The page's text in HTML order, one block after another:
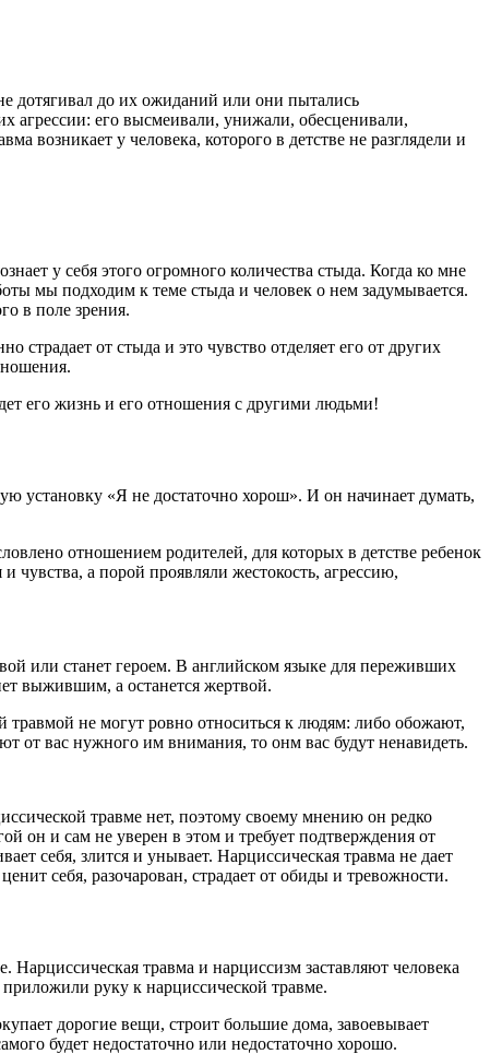
дотягивал до их ожиданий или они пытались
агрессии: его высмеивали, унижали, обесценивали,
возникает у человека, которого в детстве не разглядели и
у себя этого огромного количества стыда. Когда ко мне
мы подходим к теме стыда и человек о нем задумывается.
в поле зрения.
страдает от стыда и это чувство отделяет его от других
его жизнь и его отношения с другими людьми!
установку «Я не достаточно хорош». И он начинает думать,
отношением родителей, для которых в детстве ребенок
чувства, а порой проявляли жестокость, агрессию,
или станет героем. В английском языке для переживших
выжившим, а останется жертвой.
травмой не могут ровно относиться к людям: либо обожают,
от вас нужного им внимания, то онм вас будут ненавидеть.
травме нет, поэтому своему мнению он редко
он и сам не уверен в этом и требует подтверждения от
себя, злится и унывает. Нарциссическая травма не дает
себя, разочарован, страдает от обиды и тревожности.
травма и нарциссизм заставляют человека
руку к нарциссической травме.
дорогие вещи, строит большие дома, завоевывает
будет недостаточно или недостаточно хорошо.